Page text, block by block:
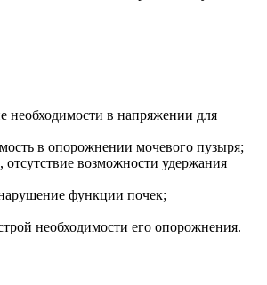
необходимости в напряжении для
в опорожнении мочевого пузыря;
возможности удержания
функции почек;
необходимости его опорожнения.